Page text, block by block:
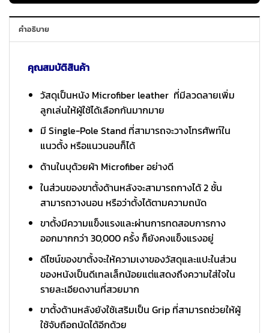
คำอธิบาย
คุณสมบัติสินค้า
วัสดุเป็นหนัง Microfiber leather ที่มีลวดลายเพิ่ม
ลูกเล่นให้ผู้ใช้ได้เลือกกันมากมาย
มี Single-Pole Stand ที่สามารถจะวางโทรศัพท์ใน
แนวตั้ง หรือแนวนอนก็ได้
ด้านในบุด้วยผ้า Microfiber อย่างดี
ในส่วนของขาตั้งด้านหลังจะสามารถกางได้ 2 ชั้น
สามารถวางนอน หรือว่าตั้งได้ตามความถนัด
ขาตั้งมีความแข็งแรงและผ่านการทดสอบการกาง
ออกมากกว่า 30,000 ครั้ง ก็ยังคงแข็งแรงอยู่
ดีไซน์ของขาตั้งจะให้ความเงาของวัสดุและแปะในส่วน
ของหนังเป็นดีเทลเล็กน้อยแต่แสดงถึงความใส่ใจใน
รายละเอียดงานที่สวยมาก
ขาตั้งด้านหลังยังใช้เสริมเป็น Grip ที่สามารถช่วยให้ผู้
ใช้จับถือถนัดได้อีกด้วย